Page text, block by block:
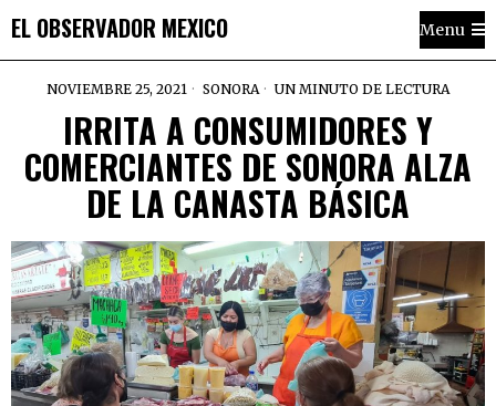
EL OBSERVADOR MEXICO Menu
NOVIEMBRE 25, 2021 SONORA UN MINUTO DE LECTURA
IRRITA A CONSUMIDORES Y
COMERCIANTES DE SONORA ALZA
DE LA CANASTA BÁSICA